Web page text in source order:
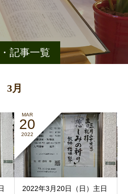
記事一覧
3月
MAR
20
2022
2022年3月20日（日）主日